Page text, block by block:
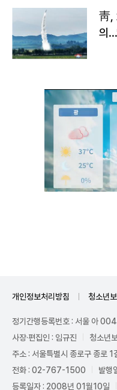
靑,
의
개인정보처리방침 청소년
정기간행등록번호 : 서울 아
사장·편집인 : 임규진
청소년
주소 : 서울특별시 종로구 종로
전화 : 02-767-1500
발행
등록일자 : 2008년 01월10일